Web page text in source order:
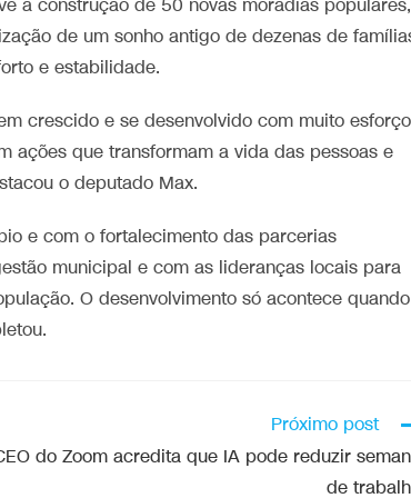
a construção de 50 novas moradias populares,
de um sonho antigo de dezenas de
e estabilidade.
crescido e se desenvolvido com muito esforço
ações que transformam a vida das pessoas e
o deputado Max.
e com o fortalecimento das parcerias
municipal e com as lideranças locais para
O desenvolvimento só acontece quando
Próximo post
do Zoom acredita que IA pode reduzir
de